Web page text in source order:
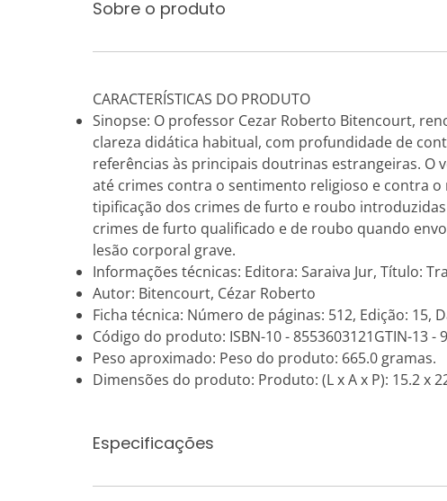
Sobre o produto
CARACTERÍSTICAS DO PRODUTO
Sinopse: O professor Cezar Roberto Bitencourt,
clareza didática habitual, com profundidade de
referências às principais doutrinas estrangeiras. O
até crimes contra o sentimento religioso e contra o
tipificação dos crimes de furto e roubo introduzidas
crimes de furto qualificado e de roubo quando
lesão corporal grave.
Informações técnicas: Editora: Saraiva Jur, Título:
Autor: Bitencourt, Cézar Roberto
Ficha técnica: Número de páginas: 512, Edição: 15,
Código do produto: ISBN-10 - 8553603121GTIN-13 -
Peso aproximado: Peso do produto: 665.0 gramas.
Dimensões do produto: Produto: (L x A x P): 15.2 x
Especificações